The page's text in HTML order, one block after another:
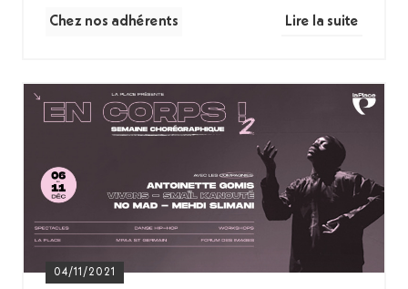
Chez nos adhérents Lire la suite
04/11/2021